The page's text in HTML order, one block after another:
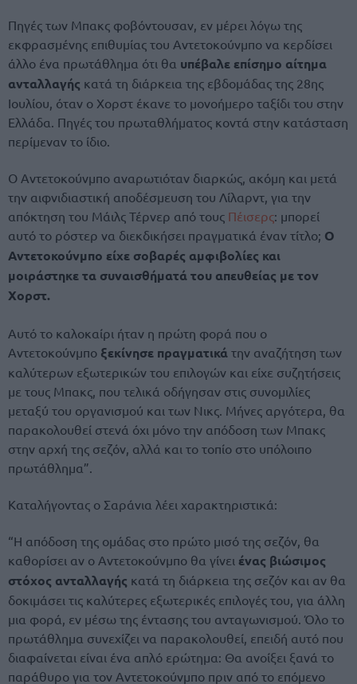
Πηγές των Μπακς φοβόντουσαν, εν μέρει λόγω της
εκφρασμένης επιθυμίας του Αντετοκούνμπο να κερδίσει
άλλο ένα πρωτάθλημα ότι θα υπέβαλε επίσημο αίτημα
ανταλλαγής κατά τη διάρκεια της εβδομάδας της 28ης
Ιουλίου, όταν ο Χορστ έκανε το μονοήμερο ταξίδι του στην
Ελλάδα. Πηγές του πρωταθλήματος κοντά στην κατάσταση
περίμεναν το ίδιο.
Ο Αντετοκούνμπο αναρωτιόταν διαρκώς, ακόμη και μετά
την αιφνιδιαστική αποδέσμευση του Λίλαρντ, για την
απόκτηση του Μάιλς Τέρνερ από τους Πέισερς: μπορεί
αυτό το ρόστερ να διεκδικήσει πραγματικά έναν τίτλο; Ο
Αντετοκούνμπο είχε σοβαρές αμφιβολίες και
μοιράστηκε τα συναισθήματά του απευθείας με τον
Χορστ.
Αυτό το καλοκαίρι ήταν η πρώτη φορά που ο
Αντετοκούνμπο ξεκίνησε πραγματικά την αναζήτηση των
καλύτερων εξωτερικών του επιλογών και είχε συζητήσεις
με τους Μπακς, που τελικά οδήγησαν στις συνομιλίες
μεταξύ του οργανισμού και των Νικς. Μήνες αργότερα, θα
παρακολουθεί στενά όχι μόνο την απόδοση των Μπακς
στην αρχή της σεζόν, αλλά και το τοπίο στο υπόλοιπο
πρωτάθλημα”.
Καταλήγοντας ο Σαράνια λέει χαρακτηριστικά:
“Η απόδοση της ομάδας στο πρώτο μισό της σεζόν, θα
καθορίσει αν ο Αντετοκούνμπο θα γίνει ένας βιώσιμος
στόχος ανταλλαγής κατά τη διάρκεια της σεζόν και αν θα
δοκιμάσει τις καλύτερες εξωτερικές επιλογές του, για άλλη
μια φορά, εν μέσω της έντασης του ανταγωνισμού. Όλο το
πρωτάθλημα συνεχίζει να παρακολουθεί, επειδή αυτό που
διαφαίνεται είναι ένα απλό ερώτημα: Θα ανοίξει ξανά το
παράθυρο για τον Αντετοκούνμπο πριν από το επόμενο